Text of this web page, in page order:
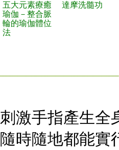
五大元素療癒
瑜伽－整合脈
輪的瑜伽體位
法
達摩洗髓功
刺激手指產生全
隨時隨地都能實